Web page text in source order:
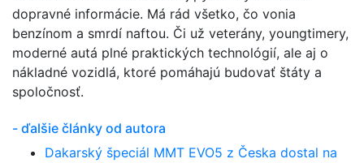
dopravné informácie. Má rád všetko, čo vonia
benzínom a smrdí naftou. Či už veterány, youngtimery,
moderné autá plné praktických technológií, ale aj o
nákladné vozidlá, ktoré pomáhajú budovať štáty a
spoločnosť.
- ďalšie články od autora
Dakarský špeciál MMT EVO5 z Česka dostal na